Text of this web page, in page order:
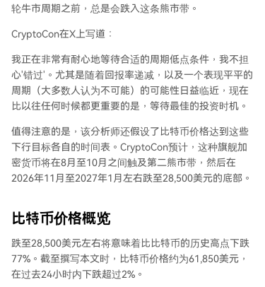
轮牛市周期之前，总是会跌入这条熊市带。
CryptoCon在X上写道：
我正在非常有耐心地等待合适的周期低点条件，我不担
心'错过'。尤其是随着回报率递减，以及一个表现平平的
周期（大多数人认为不可能）的可能性日益临近，现在
比以往任何时候都更重要的是，等待最佳的投资时机。
值得注意的是，该分析师还假设了比特币价格达到这些
下行目标各自的时间表。CryptoCon预计，这种旗舰加
密货币将在8月至10月之间触及第二熊市带，然后在
2026年11月至2027年1月左右跌至28,500美元的底部。
比特币价格概览
跌至28,500美元左右将意味着比比特币的历史高点下跌
77%。截至撰写本文时，比特币价格约为61,850美元，
在过去24小时内下跌超过2%。